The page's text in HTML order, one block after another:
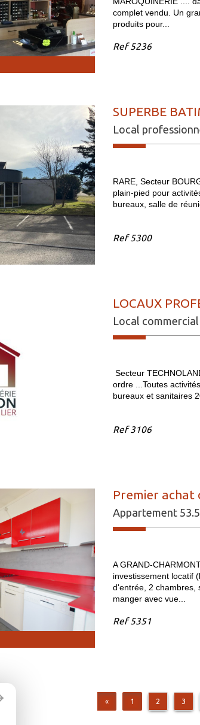
complet vendu. Un
produits pour...
Ref5236
SUPERBE
Local
RARE, Secteur
plain-pied pour
bureaux, salle de
Ref5300
LOCAUX
Local commercial
Secteur
ordre ...Toutes
bureaux et sanitaires
Ref3106
Premier achat
Appartement
A GRAND-
investissement locatif
d'entrée, 2 chambres,
manger avec vue...
Ref5351
« 1 2 3